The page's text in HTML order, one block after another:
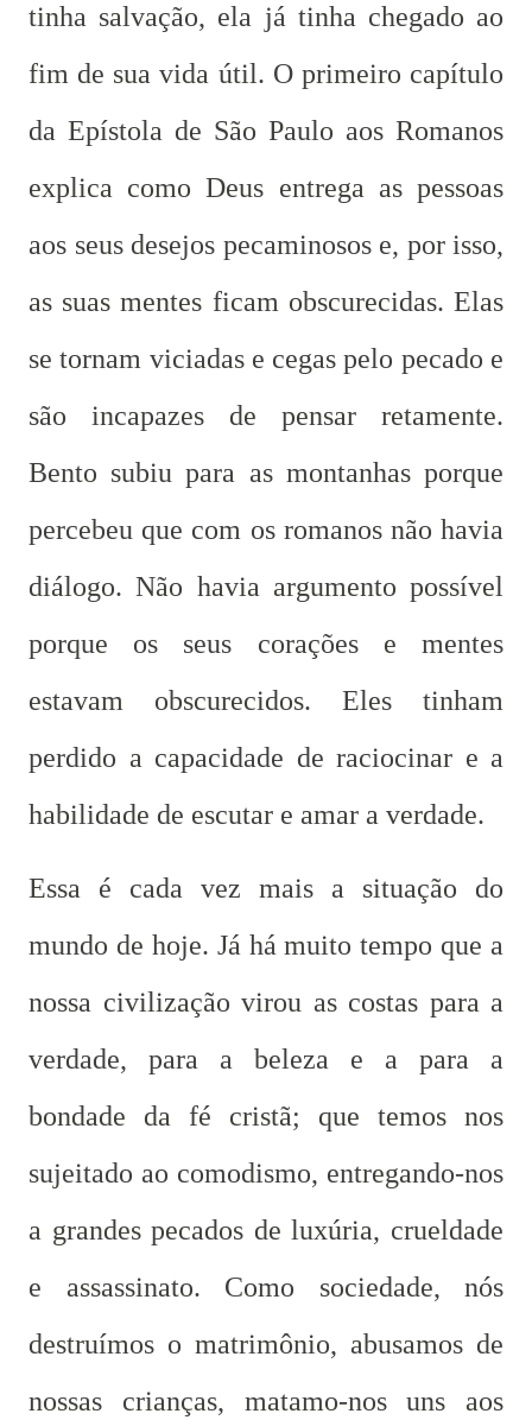
tinha salvação, ela já tinha chegado ao
fim de sua vida útil. O primeiro capítulo
da Epístola de São Paulo aos Romanos
explica como Deus entrega as pessoas
aos seus desejos pecaminosos e, por isso,
as suas mentes ficam obscurecidas. Elas
se tornam viciadas e cegas pelo pecado e
são incapazes de pensar retamente.
Bento subiu para as montanhas porque
percebeu que com os romanos não havia
diálogo. Não havia argumento possível
porque os seus corações e mentes
estavam obscurecidos. Eles tinham
perdido a capacidade de raciocinar e a
habilidade de escutar e amar a verdade.
Essa é cada vez mais a situação do
mundo de hoje. Já há muito tempo que a
nossa civilização virou as costas para a
verdade, para a beleza e a para a
bondade da fé cristã; que temos nos
sujeitado ao comodismo, entregando-nos
a grandes pecados de luxúria, crueldade
e assassinato. Como sociedade, nós
destruímos o matrimônio, abusamos de
nossas crianças, matamo-nos uns aos